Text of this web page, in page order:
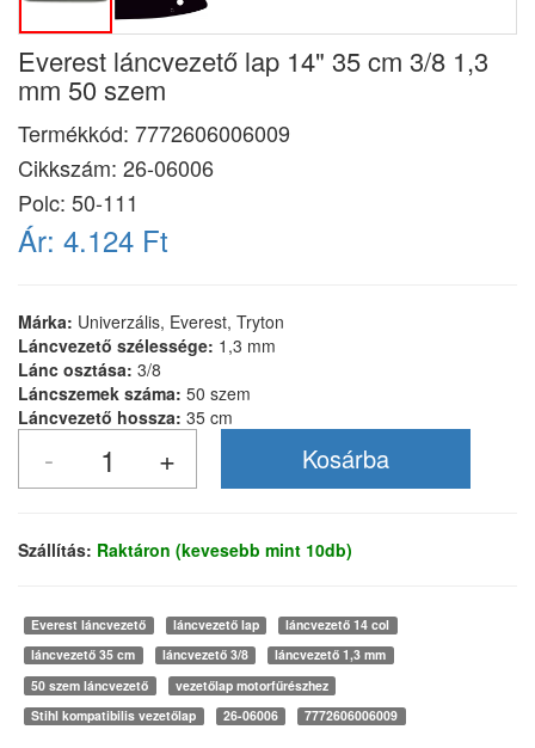
Everest láncvezető lap 14" 35 cm 3/8 1,3
mm 50 szem
Termékkód: 7772606006009
Cikkszám: 26-06006
Polc: 50-111
Ár: 4.124 Ft
Márka: Univerzális, Everest, Tryton
Láncvezető szélessége: 1,3 mm
Lánc osztása: 3/8
Láncszemek száma: 50 szem
Láncvezető hossza: 35 cm
Szállítás: Raktáron (kevesebb mint 10db)
Everest láncvezető láncvezető lap
láncvezető 14 col
láncvezető 35 cm
láncvezető 3/8
láncvezető 1,3 mm
50 szem láncvezető
vezetőlap motorfűrészhez
Stihl kompatibilis vezetőlap
26-06006 7772606006009